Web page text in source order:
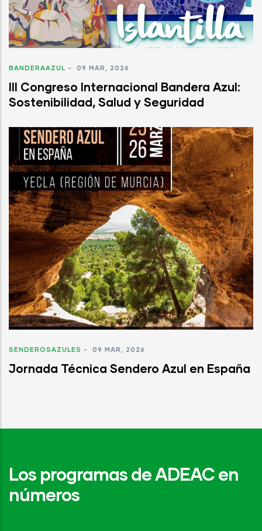
BANDERAAZUL - 09 MAR, 2026
III Congreso Internacional Bandera Azul:
Sostenibilidad, Salud y Seguridad
SENDEROSAZULES - 09 MAR, 2026
Jornada Técnica Sendero Azul en España
Los programas de ADEAC en
números